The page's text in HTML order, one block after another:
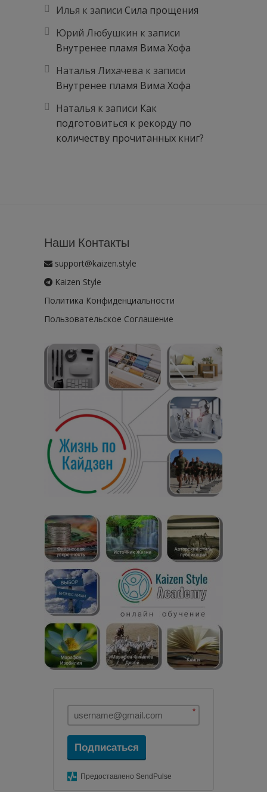
Илья к записи Сила прощения
Юрий Любушкин к записи
Внутренее пламя Вима Хофа
Наталья Лихачева к записи
Внутренее пламя Вима Хофа
Наталья к записи Как
подготовиться к рекорду по
количеству прочитанных книг?
Наши Контакты
support@kaizen.style
Kaizen Style
Политика Конфиденциальности
Пользовательское Соглашение
*
Подписаться
Предоставлено SendPulse